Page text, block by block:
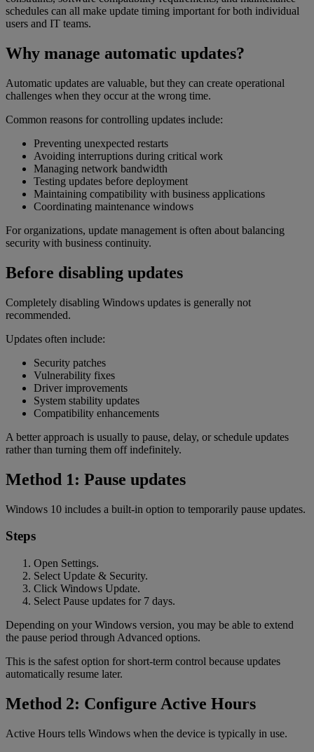
schedules can all make update timing important for both individual
users and IT teams.
Why manage automatic updates?
Automatic updates are valuable, but they can create operational
challenges when they occur at the wrong time.
Common reasons for controlling updates include:
Preventing unexpected restarts
Avoiding interruptions during critical work
Managing network bandwidth
Testing updates before deployment
Maintaining compatibility with business applications
Coordinating maintenance windows
For organizations, update management is often about balancing
security with business continuity.
Before disabling updates
Completely disabling Windows updates is generally not
recommended.
Updates often include:
Security patches
Vulnerability fixes
Driver improvements
System stability updates
Compatibility enhancements
A better approach is usually to pause, delay, or schedule updates
rather than turning them off indefinitely.
Method 1: Pause updates
Windows 10 includes a built-in option to temporarily pause updates.
Steps
Open Settings.
Select Update & Security.
Click Windows Update.
Select Pause updates for 7 days.
Depending on your Windows version, you may be able to extend
the pause period through Advanced options.
This is the safest option for short-term control because updates
automatically resume later.
Method 2: Configure Active Hours
Active Hours tells Windows when the device is typically in use.